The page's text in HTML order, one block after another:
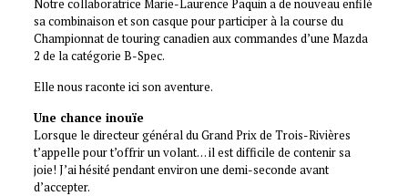
sa combinaison et son casque pour participer à la course du
Championnat de touring canadien aux commandes d’une Mazda
2 de la catégorie B-Spec.
Elle nous raconte ici son aventure.
Une chance inouïe
Lorsque le directeur général du Grand Prix de Trois-Rivières
t’appelle pour t’offrir un volant… il est difficile de contenir sa
joie! J’ai hésité pendant environ une demi-seconde avant
d’accepter.